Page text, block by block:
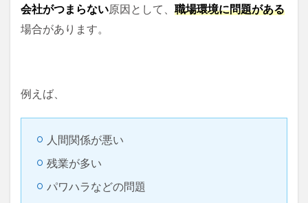
会社がつまらない原因として、 職場環境に問題がある
場合があります。
例えば、
人間関係が悪い
残業が多い
パワハラなどの問題